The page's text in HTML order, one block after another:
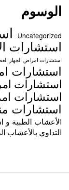
الوسوم
Uncategorized
استشارات
استشارات امراض الجهاز
استشارات
استشارات
استشارات
استشارات
الأعشاب الطبية و
التداوي بالأعشاب